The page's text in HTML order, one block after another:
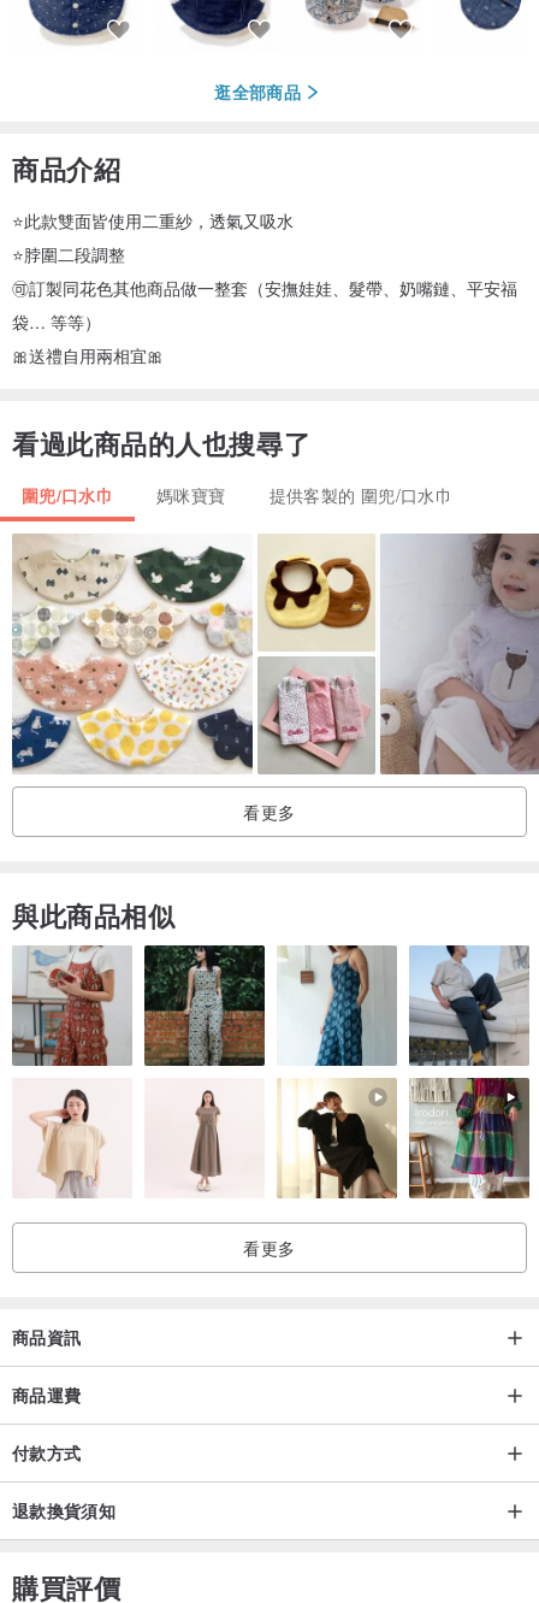
逛全部商品
商品介紹
⭐️此款雙面皆使用二重紗，透氣又吸水
⭐️脖圍二段調整
🉑訂製同花色其他商品做一整套（安撫娃娃、髮帶、奶嘴鏈、平安福
袋… 等等）
🎀送禮自用兩相宜🎀
看過此商品的人也搜尋了
圍兜/口水巾 媽咪寶寶 提供客製的 圍兜/口水巾
看更多
與此商品相似
看更多
商品資訊
商品運費
付款方式
退款換貨須知
購買評價